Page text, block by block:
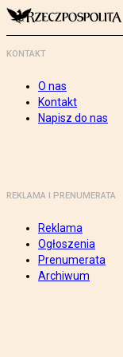
KONTAKT
O nas
Kontakt
Napisz do nas
REKLAMA I PRENUMERATA
Reklama
Ogłoszenia
Prenumerata
Archiwum